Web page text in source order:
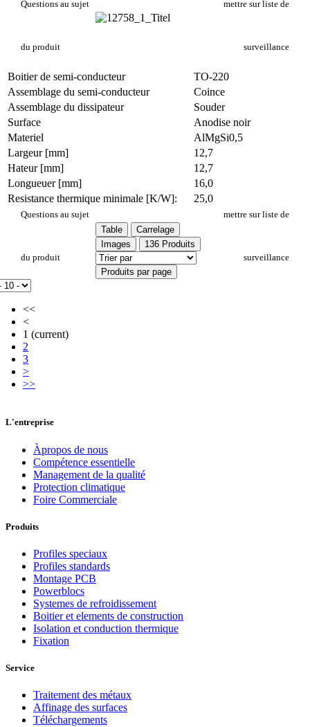
Questions au sujet
du produit
mettre sur liste de
surveillance
Boitier de semi-conducteur
TO-220
Assemblage du semi-conducteur
Coince
Assemblage du dissipateur
Souder
Surface
Anodise noir
Materiel
AlMgSi0,5
Largeur [mm]
12,7
Hateur [mm]
12,7
Longueuer [mm]
16,0
Resistance thermique minimale [K/W]:
25,0
Questions au sujet
du produit
mettre sur liste de
surveillance
Table
Carrelage
Images
136 Produits
Produits par page
<<
<
1 (current)
2
3
>
>>
L'entreprise
Àpropos de nous
Compétence essentielle
Management de la qualité
Protection climatique
Foire Commerciale
Produits
Profiles speciaux
Profiles standards
Montage PCB
Powerblocs
Systemes de refroidissement
Boitier et elements de construction
Isolation et conduction thermique
Fixation
Service
Traitement des métaux
Affinage des surfaces
Téléchargements